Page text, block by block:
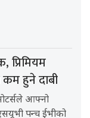
प्रिमियम
कम हुने दाबी
आफ्नो
एसयूभी पन्च ईभीको